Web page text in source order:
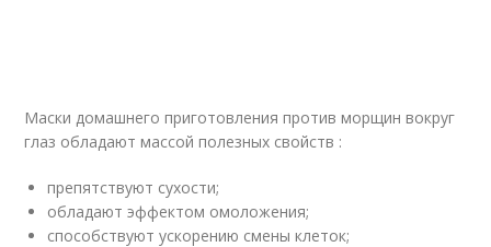
Маски домашнего приготовления против морщин вокруг
глаз обладают массой полезных свойств :
препятствуют сухости;
обладают эффектом омоложения;
способствуют ускорению смены клеток;